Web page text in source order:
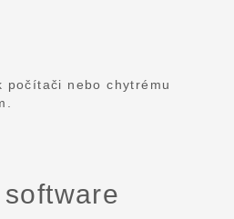
nebo chytrému